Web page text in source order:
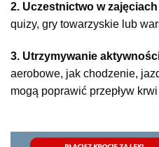
2. Uczestnictwo w
quizy, gry towarzyskie lub
3. Utrzymywanie
aerobowe, jak chodzenie,
mogą poprawić przepływ